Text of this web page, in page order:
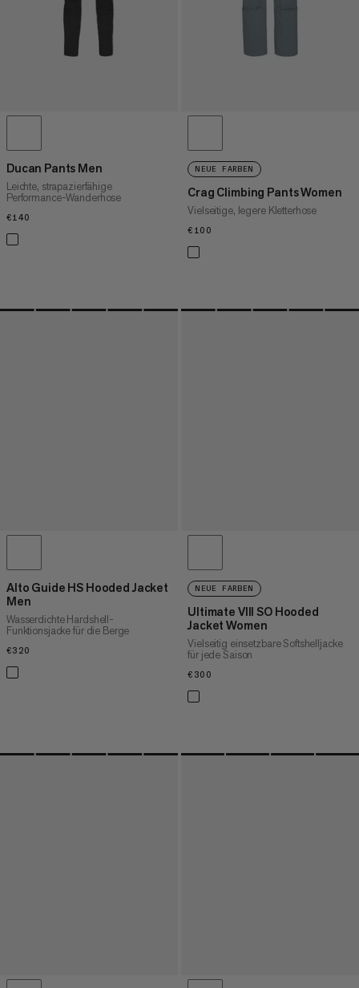
Ducan Pants Men
Leichte, strapazierfähige
Performance-Wanderhose
€140
NEUE FARBEN
Crag Climbing Pants Women
Vielseitige, legere Kletterhose
€100
Alto Guide HS Hooded Jacket
Men
Wasserdichte Hardshell-
Funktionsjacke für die Berge
€320
NEUE FARBEN
Ultimate VIII SO Hooded
Jacket Women
Vielseitig einsetzbare Softshelljacke
für jede Saison
€300